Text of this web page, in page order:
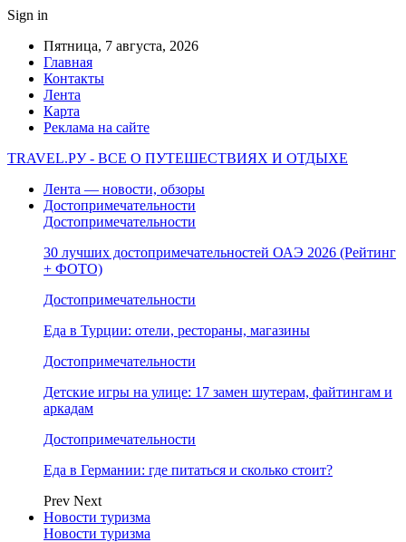
Sign in
Пятница, 7 августа, 2026
Главная
Контакты
Лента
Карта
Реклама на сайте
TRAVEL.РУ - ВСЕ О ПУТЕШЕСТВИЯХ И ОТДЫХЕ
Лента — новости, обзоры
Достопримечательности
Достопримечательности
30 лучших достопримечательностей ОАЭ 2026 (Рейтинг
+ ФОТО)
Достопримечательности
Еда в Турции: отели, рестораны, магазины
Достопримечательности
Детские игры на улице: 17 замен шутерам, файтингам и
аркадам
Достопримечательности
Еда в Германии: где питаться и сколько стоит?
Prev Next
Новости туризма
Новости туризма